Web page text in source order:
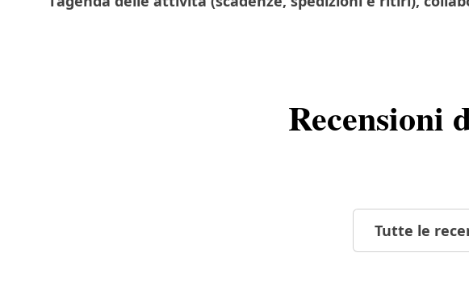
Recensioni
Tutte le